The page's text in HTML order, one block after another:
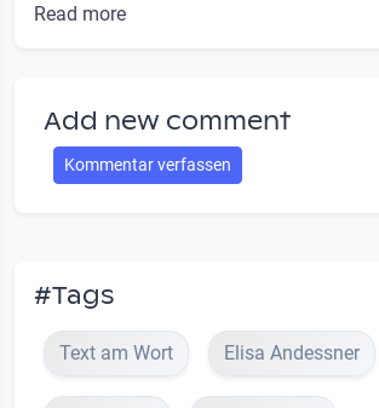
Read more
Add new comment
Kommentar verfassen
7 Videos, 1 Members
#Tags
Text am Wort Elisa Andessner